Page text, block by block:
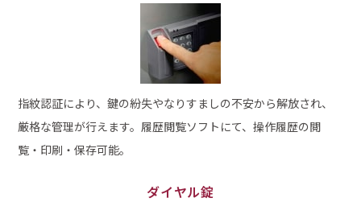
指紋認証により、鍵の紛失やなりすましの不安から解放され、
厳格な管理が行えます。履歴閲覧ソフトにて、操作履歴の閲
覧・印刷・保存可能。
ダイヤル錠